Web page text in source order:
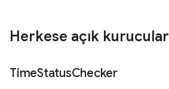
Herkese açık kurucular
TimeStatusChecker